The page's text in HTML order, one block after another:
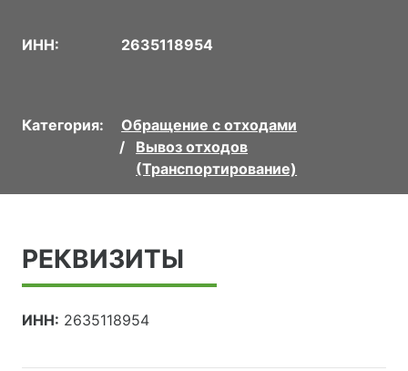
ИНН: 2635118954
Категория:
Обращение с отходами
Вывоз отходов
(Транспортирование)
РЕКВИЗИТЫ
ИНН: 2635118954